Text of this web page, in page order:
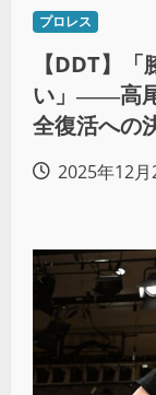
プロレス
【DDT】
い」――高
全復活への
2025年12月